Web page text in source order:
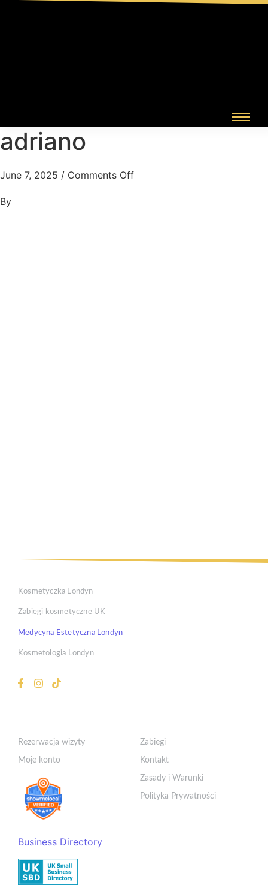
adriano
June 7, 2025 / Comments Off
By
Kosmetyczka Londyn
Zabiegi kosmetyczne UK
Medycyna Estetyczna Londyn
Kosmetologia Londyn
Rezerwacja wizyty
Moje konto
Business Directory
Zabiegi
Kontakt
Zasady i Warunki
Polityka Prywatności